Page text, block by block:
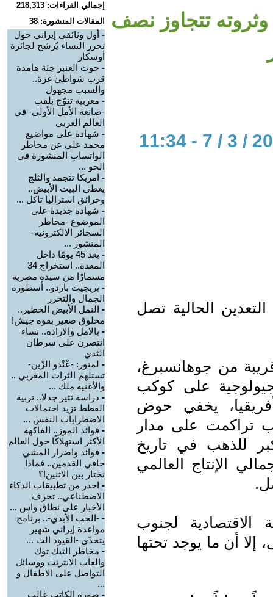
وثروته تتجاوز نصف
التعدين الحالية تصل
من جوهانسبرغ،
على كوكب
يخفي حوض
تراكمت على مدار
للذهب في تاريخ
بنحو 40% من إجمالي الإنتاج العالمي
الاقتصادية لجنوب
إلا أن ما يوجد تحتها
إجمالي القراءات: 218,313
المقالات المنشورة: 38
- أول وثائقي إيراني حول
تحرر النساء يُرشح لجائزة
أوسكار
- حوت العنبر جثة هامدة
قرب شواطئ غزة..
والسبب مجهول
- مغربية تتوّج بلقب
-صانعة الأمل الأولى- في
العالم العربي
- شهادة على مواضيع
محمد علي عن مخاطر
الواتساب المنشورة في
الحو ...
- امريكا تتجمد والثلج
يغطي البيت الأبيض..
وحرائق استراليا تأكل ...
- شهادة جديدة على
الموضوع -مخاطر
السجائر الالكترونية-
المنشور ...
-
بعد 45 يومًا داخل
المعدة.. استخراج 34
مسمارًا من سيدة مصرية
- بريجيت باردو.. أسطورة
الجمال والتحرر
- النمل الأبيض الخطير..
مخلوق صغير بقوة جيش!
- بالامل والارادة.. نساء
انتصرن على سرطان
الثدي
- لمنور: -عْنْدو الزّين-
تستلهم الثرات المغربي ..
والأغنية ملك ...
- دراسة تثير جدلا.. تربية
القطط تزيد احتمالات
الاضطرابات النفس ...
- فوائد الموز.. الفاكهة
الأكثر استهلاكًا حول العالم
- فوائد واضرار المشي
حافي القدمين.. فماذا
نختار بين الاثنين!؟
- احذر من تطبيقات الذكاء
الاصطناعي.. تحرف
الأخبار على نطاق واس ...
- -الحب الأبدي-.. برنامج
مواعدة إيراني شهير
يتحدّى -القيود الث ...
- مخاطر التيك توك
والعاب الانترنت ووسائل
التواصل على الاطفال و
...
- صورة الكاتب غالب